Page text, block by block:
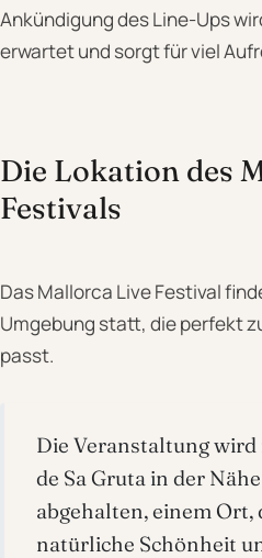
Ankündigung des Line-Ups
erwartet und sorgt für viel
Die Lokation des
Festivals
Das Mallorca Live Festival
Umgebung statt, die perfekt
passt.
Die Veranstaltung wird
de Sa Gruta in der
abgehalten, einem Ort,
natürliche Schönheit